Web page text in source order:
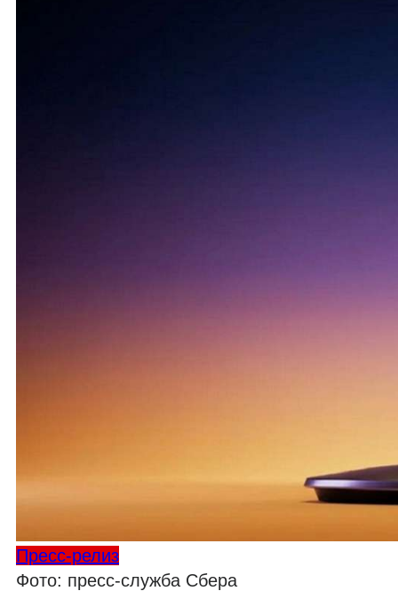
Пресс-релиз
Фото: пресс-служба Сбера